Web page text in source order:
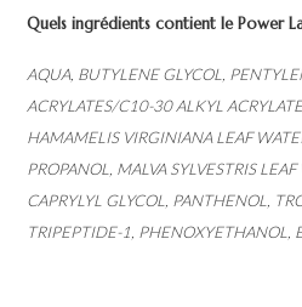
Quels ingrédients contient le Power
AQUA, BUTYLENE GLYCOL,
ACRYLATES/C10-30 ALKYL
HAMAMELIS VIRGINIANA LEAF
PROPANOL, MALVA SYLVESTRIS
CAPRYLYL GLYCOL, PANTHENOL,
TRIPEPTIDE-1, PHENOXYETHANOL,